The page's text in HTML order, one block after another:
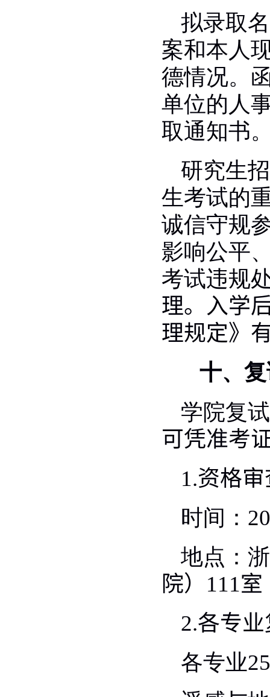
拟录取
案和本人
德情况。
单位的人
取通知书
研究生
生考试的
诚信守规
影响公平
考试违规
理。入学
理规定》
十、
学院复
可凭准考
1.资格
时间：
地点：
院） 111室
2.各专
各专业25